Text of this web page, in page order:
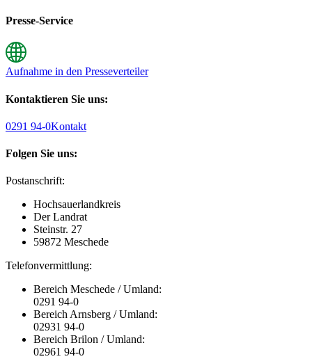
Presse-Service
Aufnahme in den Presseverteiler
Kontaktieren Sie uns:
0291 94-0Kontakt
Folgen Sie uns:
Postanschrift:
Hochsauerlandkreis
Der Landrat
Steinstr. 27
59872 Meschede
Telefonvermittlung:
Bereich Meschede / Umland:
0291 94-0
Bereich Arnsberg / Umland:
02931 94-0
Bereich Brilon / Umland:
02961 94-0